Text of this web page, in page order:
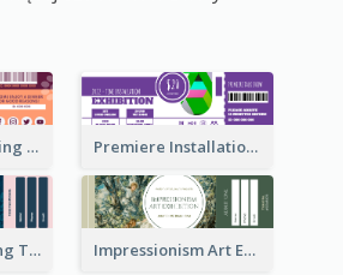
Animal Fundraising Ticket Show Ticket Premiere Installation Exhibition Ticket
Lunch Fundraising Ticket Impressionism Art Exhibition Ticket